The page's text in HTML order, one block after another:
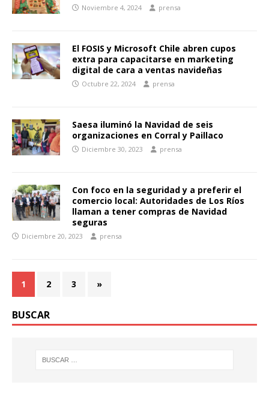
Noviembre 4, 2024 prensa
El FOSIS y Microsoft Chile abren cupos
extra para capacitarse en marketing
digital de cara a ventas navideñas
Octubre 22, 2024 prensa
Saesa iluminó la Navidad de seis
organizaciones en Corral y Paillaco
Diciembre 30, 2023 prensa
Con foco en la seguridad y a preferir el
comercio local: Autoridades de Los Ríos
llaman a tener compras de Navidad
seguras
Diciembre 20, 2023 prensa
1 2 3 »
BUSCAR